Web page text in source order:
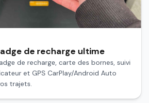
de recharge ultime
de recharge, carte des bornes, suivi
et GPS CarPlay/Android Auto
trajets.